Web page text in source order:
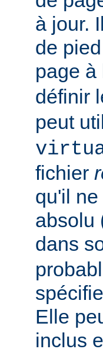
à jour.
de
page
définir
peut
fichier
qu'il
absolu
dans
Elle
inclus